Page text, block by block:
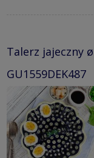
Talerz jajeczny
GU1559DEK487